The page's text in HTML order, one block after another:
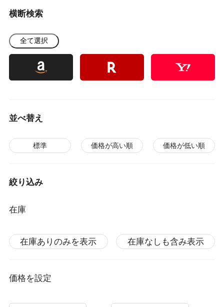
横断検索
全て選択
並べ替え
標準 価格が高い順 価格が低い順
絞り込み
在庫
在庫ありのみを表示 在庫なしも含み表示
価格を設定